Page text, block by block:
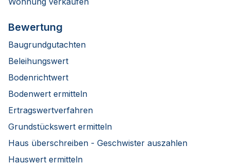
Bewertung
Baugrundgutachten
Beleihungswert
Bodenrichtwert
Bodenwert ermitteln
Ertragswertverfahren
Grundstückswert ermitteln
Haus überschreiben - Geschwister auszahlen
Hauswert ermitteln